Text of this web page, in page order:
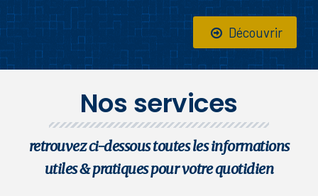
Découvrir
Nos services
retrouvez ci-dessous toutes les informations
utiles & pratiques pour votre quotidien